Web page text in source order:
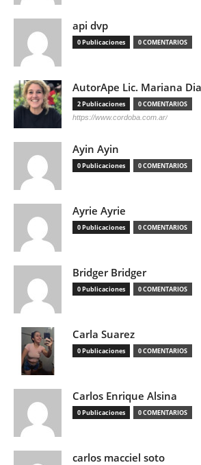
api dvp
0 Publicaciones 0 COMENTARIOS
AutorApe Lic. Mariana
2 Publicaciones 0 COMENTARIOS
https://www.cordoba.com.ar/
Ayin Ayin
0 Publicaciones 0 COMENTARIOS
Ayrie Ayrie
0 Publicaciones 0 COMENTARIOS
Bridger Bridger
0 Publicaciones 0 COMENTARIOS
Carla Suarez
0 Publicaciones 0 COMENTARIOS
Carlos Enrique Alsina
0 Publicaciones 0 COMENTARIOS
carlos macciel soto